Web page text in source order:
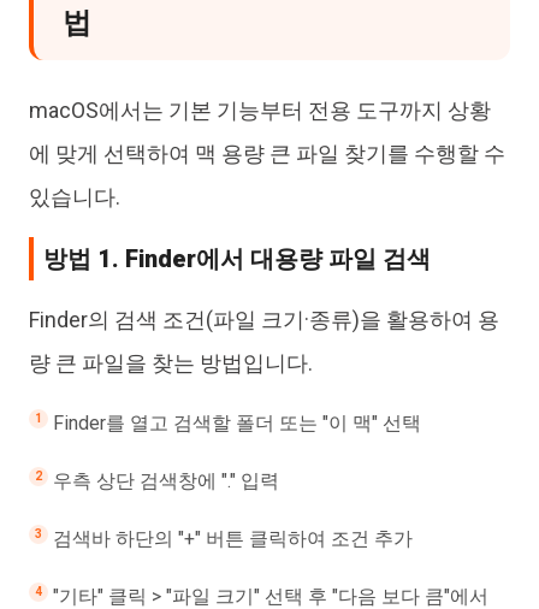
법
macOS에서는 기본 기능부터 전용 도구까지 상황
에 맞게 선택하여 맥 용량 큰 파일 찾기를 수행할 수
있습니다.
방법 1. Finder에서 대용량 파일 검색
Finder의 검색 조건(파일 크기·종류)을 활용하여 용
량 큰 파일을 찾는 방법입니다.
Finder를 열고 검색할 폴더 또는 "이 맥" 선택
우측 상단 검색창에 "." 입력
검색바 하단의 "+" 버튼 클릭하여 조건 추가
"기타" 클릭 > "파일 크기" 선택 후 "다음 보다 큼"에서